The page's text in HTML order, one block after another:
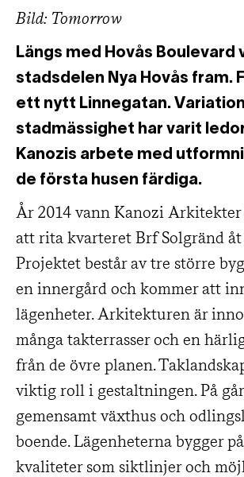
Bild: Tomorrow
Längs med Hovås Boulevard
stadsdelen Nya Hovås fram.
ett nytt Linnegatan.
stadmässighet har varit
Kanozis arbete med
de första husen färdiga.
År 2014 vann Kanozi
att rita kvarteret Brf Solgränd åt
Projektet består av tre större
en innergård och kommer att
lägenheter. Arkitekturen är
många takterrasser och en
från de övre planen.
viktig roll i gestaltningen. På
gemensamt växthus och
boende. Lägenheterna bygger
kvaliteter som siktlinjer och